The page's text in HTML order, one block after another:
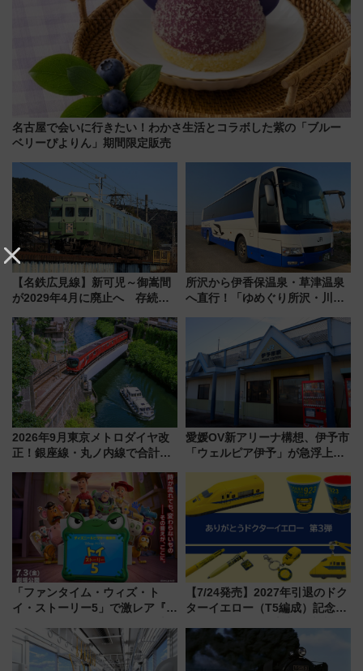
名古屋で会いに行きたい！わかさ生活とコラボした紫の「ブルー
ベリーぴよりん」期間限定販売
【名鉄広見線】新可児～御嵩間
が2029年4月に廃止へ 存続協
所沢から伊香保温泉・草津温泉
へ直行！「ゆめぐり所沢・川越
軽に 運行ダイヤ・運賃を解説
2026年9月東京メトロダイヤ改
正！銀座線・丸ノ内線で合計
愛媛OV新アリーナ構想、伊予市
「ウェルピア伊予」が急浮上！
で探る鉄道アクセスの未来
「ファンタイム・ウィズ・ト
イ・ストーリー5」で激レア『ロ
デコレーションも徹底解説
【7/24発売】2027年引退のドク
ターイエロー（T5編成）記念グ
送の目覚まし時計など通販・販
売店舗まとめ